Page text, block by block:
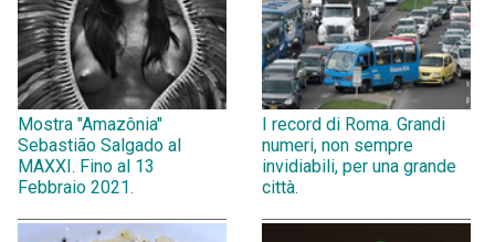
Mostra "Amazônia"
Sebastião Salgado al
MAXXI. Fino al 13
Febbraio 2021.
I record di Roma. Grandi
numeri, non sempre
invidiabili, per una grande
città.